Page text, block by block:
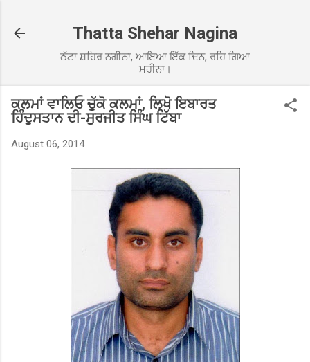
Thatta Shehar Nagina
ਠੱਟਾ ਸ਼ਹਿਰ ਨਗੀਨਾ, ਆਇਆ ਇੱਕ ਦਿਨ, ਰਹਿ ਗਿਆ
ਮਹੀਨਾ।
ਕਲਮਾਂ ਵਾਲਿਓ ਚੁੱਕੋ ਕਲਮਾਂ, ਲਿਖੋ ਇਬਾਰਤ
ਹਿੰਦੁਸਤਾਨ ਦੀ-ਸੁਰਜੀਤ ਸਿੰਘ ਟਿੱਬਾ
August 06, 2014